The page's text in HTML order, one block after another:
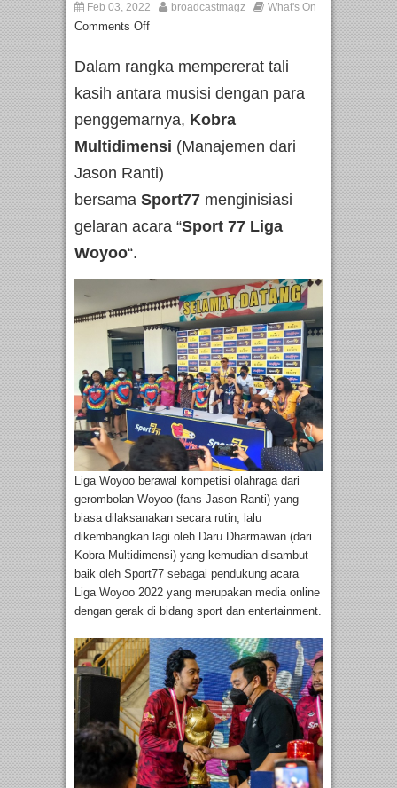
Feb 03, 2022 broadcastmagz What's On
Comments Off
Dalam rangka mempererat tali
kasih antara musisi dengan para
penggemarnya, Kobra
Multidimensi (Manajemen dari
Jason Ranti)
bersama Sport77 menginisiasi
gelaran acara “Sport 77 Liga
Woyoo“.
Liga Woyoo berawal kompetisi olahraga dari
gerombolan Woyoo (fans Jason Ranti) yang
biasa dilaksanakan secara rutin, lalu
dikembangkan lagi oleh Daru Dharmawan (dari
Kobra Multidimensi) yang kemudian disambut
baik oleh Sport77 sebagai pendukung acara
Liga Woyoo 2022 yang merupakan media online
dengan gerak di bidang sport dan entertainment.